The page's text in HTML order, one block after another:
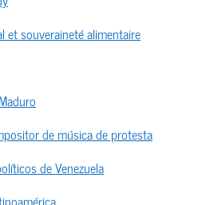
et souveraineté alimentaire
de música de protesta
de Venezuela